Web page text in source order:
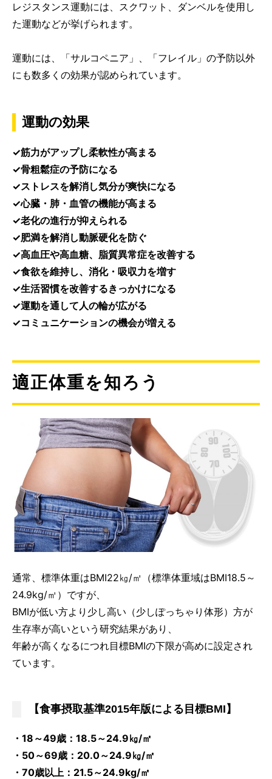
レジスタンス運動には、スクワット、ダンベルを使用し
た運動などが挙げられます。
運動には、「サルコペニア」、「フレイル」の予防以外
にも数多くの効果が認められています。
運動の効果
✓筋力がアップし柔軟性が高まる
✓骨粗鬆症の予防になる
✓ストレスを解消し気分が爽快になる
✓心臓・肺・血管の機能が高まる
✓老化の進行が抑えられる
✓肥満を解消し動脈硬化を防ぐ
✓高血圧や高血糖、脂質異常症を改善する
✓食欲を維持し、消化・吸収力を増す
✓生活習慣を改善するきっかけになる
✓運動を通して人の輪が広がる
✓コミュニケーションの機会が増える
適正体重を知ろう
通常、標準体重はBMI22㎏/㎡（標準体重域はBMI18.5～
24.9kg/㎡）ですが、
BMIが低い方より少し高い（少しぽっちゃり体形）方が
生存率が高いという研究結果があり、
年齢が高くなるにつれ目標BMIの下限が高めに設定され
ています。
【食事摂取基準2015年版による目標BMI】
・18～49歳：18.5～24.9㎏/㎡
・50～69歳：20.0～24.9㎏/㎡
・70歳以上：21.5～24.9kg/㎡